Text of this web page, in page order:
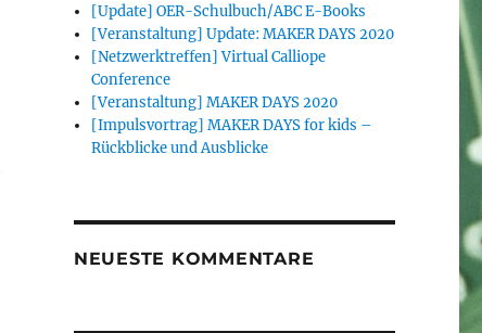
[Update] OER-Schulbuch/ABC E-Books
[Veranstaltung] Update: MAKER DAYS 2020
[Netzwerktreffen] Virtual Calliope
Conference
[Veranstaltung] MAKER DAYS 2020
[Impulsvortrag] MAKER DAYS for kids –
Rückblicke und Ausblicke
NEUESTE KOMMENTARE